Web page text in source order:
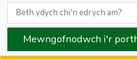
Mewngofnodwch i'r